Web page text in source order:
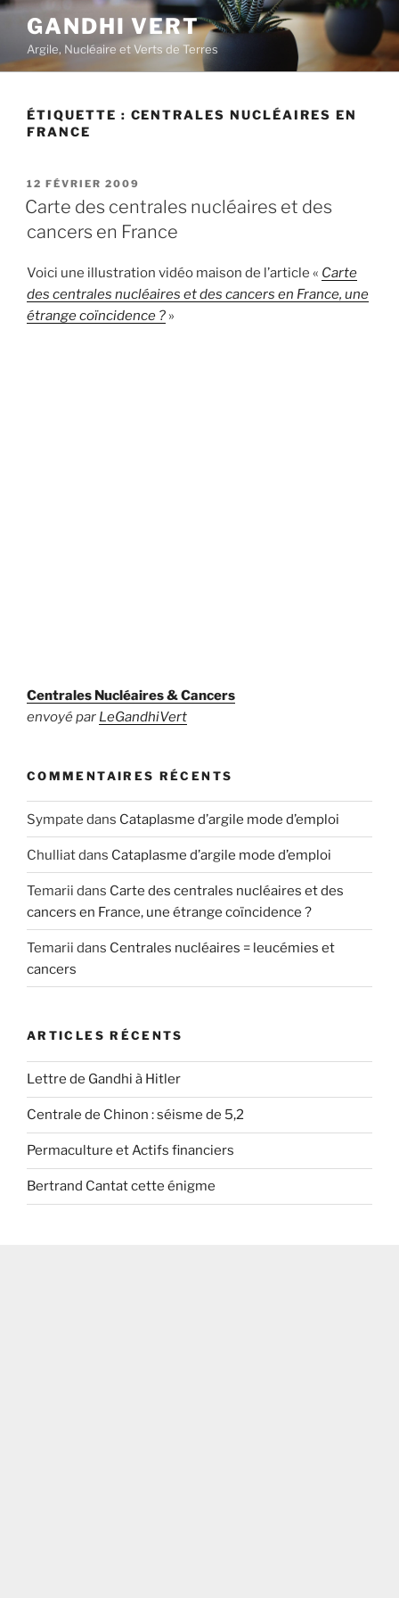
Aller
contenu
principal
GANDHI VERT
Argile, Nucléaire et Verts de Terres
ÉTIQUETTE : CENTRALES NUCLÉAIRES EN
FRANCE
PUBLIÉ
LE
12 FÉVRIER 2009
Carte des centrales nucléaires et des
cancers en France
Voici une illustration vidéo maison de l’article « Carte
des centrales nucléaires et des cancers en France, une
étrange coïncidence ? »
Centrales Nucléaires & Cancers
envoyé par LeGandhiVert
COMMENTAIRES RÉCENTS
Sympate dans Cataplasme d’argile mode d’emploi
Chulliatdans Cataplasme d’argile mode d’emploi
Temarii dans Carte des centrales nucléaires et des
cancers en France, une étrange coïncidence ?
Temarii dans Centrales nucléaires = leucémies et
cancers
ARTICLES RÉCENTS
Lettre de Gandhi à Hitler
Centrale de Chinon : séisme de 5,2
Permaculture et Actifs financiers
Bertrand Cantat cette énigme